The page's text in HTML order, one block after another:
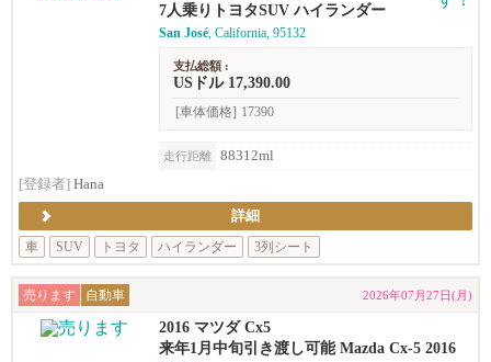
7人乗りトヨタSUV ハイランダー
San José, California, 95132
支払総額 :
USドル 17,390.00
[車体価格] 17390
走行距離
88312ml
[登録者] Hana
詳細
車
SUV トヨタ ハイランダー 3列シート
売ります 自動車 2026年07月27日(月)
2016 マツダ Cx5
来年1月中旬引き渡し可能 Mazda Cx-5 2016